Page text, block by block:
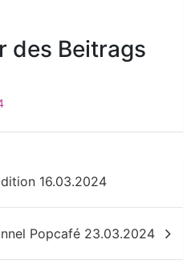
des Beitrags
16.03.2024
Popcafé 23.03.2024